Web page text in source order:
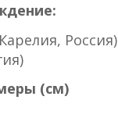
Россия)
(см)